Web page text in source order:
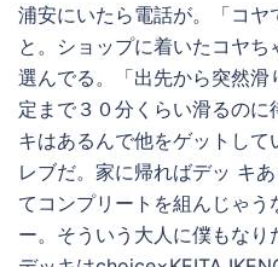
浦安にいたら電話が。「コヤ
と。ショップに着いたコヤ
選んでる。「出先から突然
定まで３０分くらい滑るの
キはあるんで他をゲットし
レブだ。家に帰ればデッ キ
てコンプリートを組んじゃう
ー。そういう大人に僕もなり